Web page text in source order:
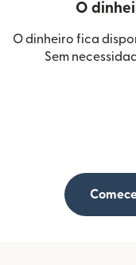
O
O dinheiro fica
Sem